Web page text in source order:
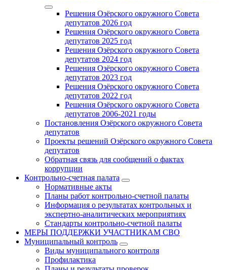
Решения Озёрского окружного Совета
депутатов 2026 год
Решения Озёрского окружного Совета
депутатов 2025 год
Решения Озёрского окружного Совета
депутатов 2024 год
Решения Озёрского окружного Совета
депутатов 2023 год
Решения Озёрского окружного Совета
депутатов 2022 год
Решения Озёрского окружного Совета
депутатов 2006-2021 годы
Постановления Озёрского окружного Совета
депутатов
Проекты решений Озёрского окружного Совета
депутатов
Обратная связь для сообщений о фактах
коррупции
Контрольно-счетная палата
Нормативные акты
Планы работ контрольно-счетной палаты
Информация о результатах контрольных и
экспертно-аналитических мероприятиях
Стандарты контрольно-счетной палаты
МЕРЫ ПОДДЕРЖКИ УЧАСТНИКАМ СВО
Муниципальный контроль
Виды муниципального контроля
Профилактика